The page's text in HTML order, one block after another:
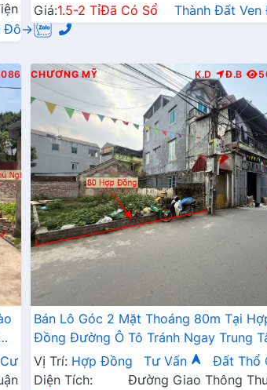
Đô→
Giá:1.5-2 TỉĐã Có Sổ Thành Đất
CHƯƠNG MỸ K.D Đ.B
Bán Lô Góc 2 Mặt Thoáng 80m Tại
Đồng Đường Ô Tô Tránh Ngay Trung
Hành Chính Xã Gần Đường TL419
Vị Trí: Hợp Đồng Tư Vấn
Đất Thổ
Diện Tích:
Đường Giao Thông